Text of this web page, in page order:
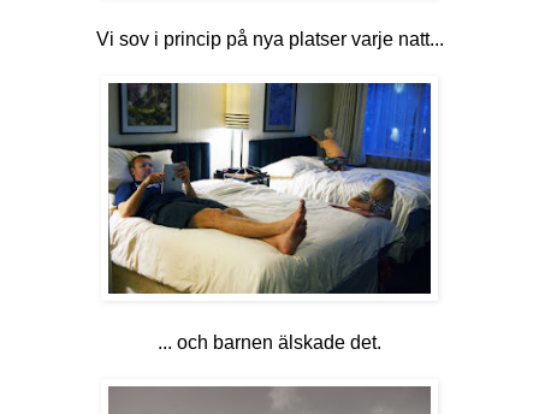
Vi sov i princip på nya platser varje natt...
... och barnen älskade det.